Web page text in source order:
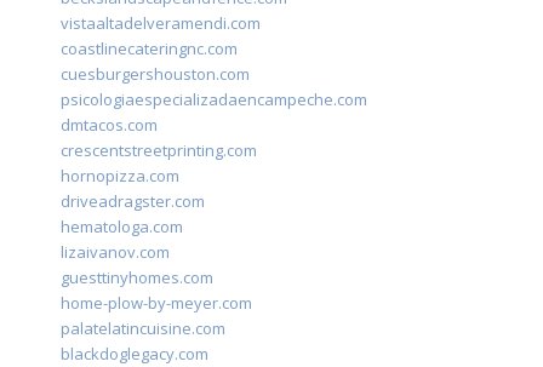
vistaaltadelveramendi.com
coastlinecateringnc.com
cuesburgershouston.com
psicologiaespecializadaencampeche.com
dmtacos.com
crescentstreetprinting.com
hornopizza.com
driveadragster.com
hematologa.com
lizaivanov.com
guesttinyhomes.com
home-plow-by-meyer.com
palatelatincuisine.com
blackdoglegacy.com